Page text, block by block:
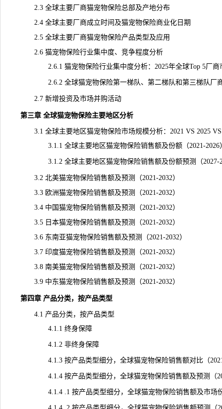
2.3 全球主要厂商猫宠物保险总部及产地分布
2.4 全球主要厂商成立时间及猫宠物保险商业化日期
2.5 全球主要厂商猫宠物保险产品类型及应用
2.6 猫宠物保险行业集中度、竞争程度分析
2.6.1 猫宠物保险行业集中度分析：2025年全球Top 5厂商
2.6.2 全球猫宠物保险第一梯队、第二梯队和第三梯队厂
2.7 新增投资及市场并购活动
第三章 全球猫宠物保险主要地区分析
3.1 全球主要地区猫宠物保险市场规模分析：2021 VS 2025 VS
3.1.1 全球主要地区猫宠物保险销售额及份额（2021-2026
3.1.2 全球主要地区猫宠物保险销售额及份额预测（2027-
3.2 北美猫宠物保险销售额及预测（2021-2032）
3.3 欧洲猫宠物保险销售额及预测（2021-2032）
3.4 中国猫宠物保险销售额及预测（2021-2032）
3.5 日本猫宠物保险销售额及预测（2021-2032）
3.6 东南亚猫宠物保险销售额及预测（2021-2032）
3.7 印度猫宠物保险销售额及预测（2021-2032）
3.8 南美猫宠物保险销售额及预测（2021-2032）
3.9 中东猫宠物保险销售额及预测（2021-2032）
第四章 产品分类，按产品类型
4.1 产品分类，按产品类型
4.1.1 终身保障
4.1.2 非终身保障
4.1.3 按产品类型细分，全球猫宠物保险销售额对比（2021
4.1.4 按产品类型细分，全球猫宠物保险销售额及预测（
4.1.4 .1 按产品类型细分，全球猫宠物保险销售额及市场份